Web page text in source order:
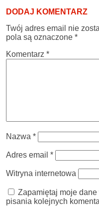
DODAJ KOMENTARZ
Twój adres email nie
pola są oznaczone *
Komentarz *
Nazwa *
Adres email *
Witryna internetowa
Zapamiętaj moje
pisania kolejnych